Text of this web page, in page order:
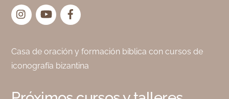
InstagramYouTube
Casa de oración y formación bíblica con cursos de
iconografía bizantina